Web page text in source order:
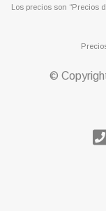
Los precios son “Precios
©